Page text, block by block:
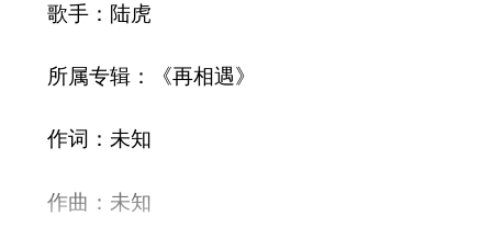
歌手：陆虎
所属专辑：《再相遇》
作词：未知
作曲：未知